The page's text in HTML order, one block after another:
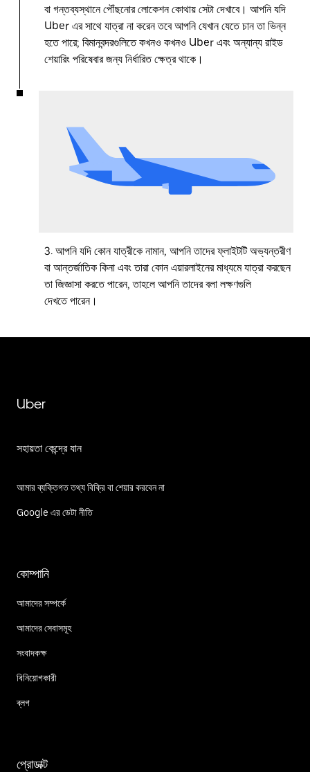
বা গন্তব্যস্থানে পৌঁছনোর লোকেশন কোথায় সেটা দেখাবে। আপনি যদি
Uber এর সাথে যাত্রা না করেন তবে আপনি যেখান যেতে চান তা ভিন্ন
হতে পারে; বিমানবন্দরগুলিতে কখনও কখনও Uber এবং অন্যান্য রাইড
শেয়ারিং পরিষেবার জন্য নির্ধারিত ক্ষেত্র থাকে।
3. আপনি যদি কোন যাত্রীকে নামান, আপনি তাদের ফ্লাইটটি অভ্যন্তরীণ
বা আন্তর্জাতিক কিনা এবং তারা কোন এয়ারলাইনের মাধ্যমে যাত্রা করছেন
তা জিজ্ঞাসা করতে পারেন, তাহলে আপনি তাদের বলা লক্ষণগুলি
দেখতে পারেন।
Uber
সহায়তা কেন্দ্রে যান
আমার ব্যক্তিগত তথ্য বিক্রি বা শেয়ার করবেন না
Google এর ডেটা নীতি
কোম্পানি
আমাদের সম্পর্কে
আমাদের সেবাসমূহ
সংবাদকক্ষ
বিনিয়োগকারী
ব্লগ
প্রোডাক্ট